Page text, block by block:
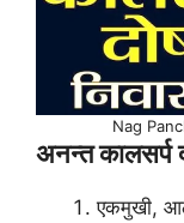
Nag
अनन्त कालसर्प
एकमुखी,